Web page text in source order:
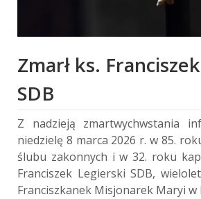
Zmarł ks.
SDB
Z nadzieją zmartwychwstania
niedzielę 8 marca 2026 r. w 85.
ślubu zakonnych i w 32. roku
Franciszek Legierski SDB,
Franciszkanek Misjonarek Maryi w